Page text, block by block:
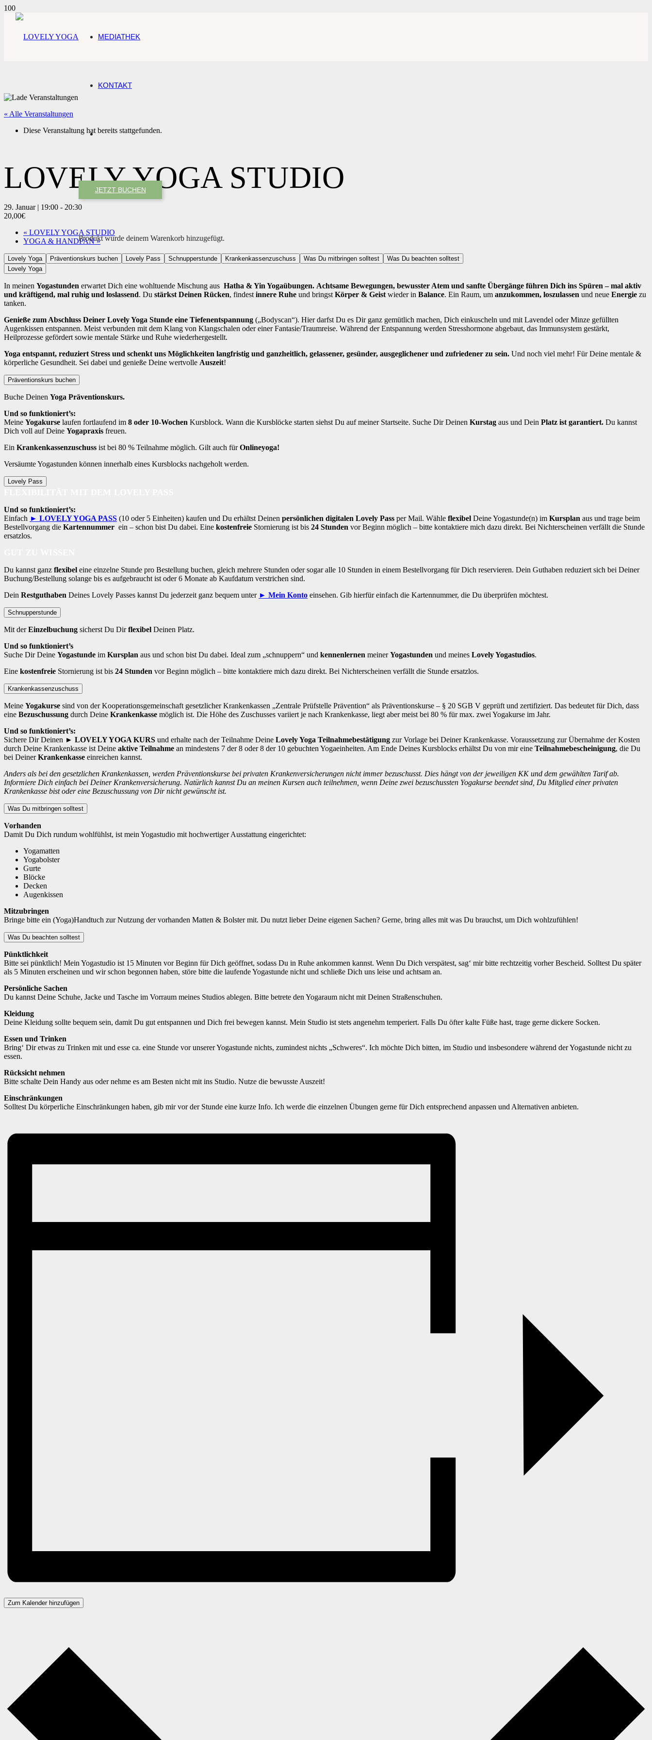
MEDIATHEK
KONTAKT
JETZT BUCHEN
Produktwurde deinem Warenkorb hinzugefügt.
« Alle Veranstaltungen
Diese Veranstaltung hat bereits stattgefunden.
LOVELY YOGA STUDIO
29. Januar | 19:00 - 20:30
20,00€
« LOVELY YOGA STUDIO
YOGA & HANDPAN»
Lovely Yoga Präventionskurs buchen Lovely Pass Schnupperstunde Krankenkassenzuschuss Was Du mitbringen solltest
Was Du beachten solltest
Lovely Yoga
In meinen Yogastunden erwartet Dich eine wohltuende Mischung aus Hatha & Yin Yogaübungen. Achtsame Bewegungen, bewusster Atem und sanfte Übergänge führen Dich ins Spüren – mal aktiv
und kräftigend, mal ruhig und loslassend. Du stärkst Deinen Rücken, findest innere Ruhe und bringst Körper & Geist wieder in Balance. Ein Raum, um anzukommen, loszulassen und neue Energie zu
tanken.
Genieße zum Abschluss Deiner Lovely Yoga Stunde eine Tiefenentspannung („Bodyscan“). Hier darfst Du es Dir ganz gemütlich machen, Dich einkuscheln und mit Lavendel oder Minze gefüllten
Augenkissen entspannen. Meist verbunden mit dem Klang von Klangschalen oder einer Fantasie/Traumreise. Während der Entspannung werden Stresshormone abgebaut, das Immunsystem gestärkt,
Heilprozesse gefördert sowie mentale Stärke und Ruhe wiederhergestellt.
Yoga entspannt, reduziert Stress und schenkt uns Möglichkeiten langfristig und ganzheitlich, gelassener, gesünder, ausgeglichener und zufriedener zu sein. Und noch viel mehr! Für Deine mentale &
körperliche Gesundheit. Sei dabei und genieße Deine wertvolle Auszeit!
Präventionskurs buchen
Buche Deinen Yoga Präventionskurs.
Und so funktioniert’s:
Meine Yogakurse laufen fortlaufend im 8 oder 10-Wochen Kursblock. Wann die Kursblöcke starten siehst Du auf meiner Startseite. Suche Dir Deinen Kurstag aus und Dein Platz ist garantiert. Du kannst
Dich voll auf Deine Yogapraxis freuen.
Ein Krankenkassenzuschuss ist bei 80 % Teilnahme möglich. Gilt auch fürOnlineyoga!
Versäumte Yogastunden können innerhalb eines Kursblocks nachgeholt werden.
Lovely Pass
Und so funktioniert’s:
Einfach ► LOVELY YOGA PASS (10 oder 5 Einheiten) kaufen und Du erhältst Deinen persönlichen digitalen Lovely Pass per Mail. Wähle flexibel Deine Yogastunde(n) im Kursplan aus und trage beim
Bestellvorgang die Kartennummer ein – schon bist Du dabei. Eine kostenfreie Stornierung ist bis 24 Stunden vor Beginn möglich – bitte kontaktiere mich dazu direkt. Bei Nichterscheinen verfällt die Stunde
ersatzlos.
Du kannst ganz flexibel eine einzelne Stunde pro Bestellung buchen, gleich mehrere Stunden oder sogar alle 10 Stunden in einem Bestellvorgang für Dich reservieren. Dein Guthaben reduziert sich bei Deiner
Buchung/Bestellung solange bis es aufgebraucht ist oder 6 Monate ab Kaufdatum verstrichen sind.
Dein Restguthaben Deines Lovely Passes kannst Du jederzeit ganz bequem unter ► Mein Konto einsehen. Gib hierfür einfach die Kartennummer, die Du überprüfen möchtest.
Schnupperstunde
Mit derEinzelbuchung sicherst Du Dirflexibel Deinen Platz.
Und so funktioniert’s
Suche Dir Deine Yogastunde im Kursplan aus und schon bist Du dabei. Ideal zum „schnuppern“ und kennenlernen meinerYogastunden und meines Lovely Yogastudios.
Eine kostenfreie Stornierung ist bis 24 Stunden vor Beginn möglich – bitte kontaktiere mich dazu direkt. Bei Nichterscheinen verfällt die Stunde ersatzlos.
Krankenkassenzuschuss
Meine Yogakurse sind von der Kooperationsgemeinschaft gesetzlicher Krankenkassen „Zentrale Prüfstelle Prävention“ als Präventionskurse – § 20 SGB V geprüft und zertifiziert. Das bedeutet für Dich, dass
eine Bezuschussung durch Deine Krankenkasse möglich ist. Die Höhe des Zuschusses variiert je nach Krankenkasse, liegt aber meist bei 80 % für max. zwei Yogakurse im Jahr.
Und so funktioniert’s:
Sichere Dir Deinen ► LOVELY YOGA KURS und erhalte nach der Teilnahme Deine Lovely Yoga Teilnahmebestätigung zur Vorlage bei Deiner Krankenkasse. Voraussetzung zur Übernahme der Kosten
durch Deine Krankenkasse ist Deine aktive Teilnahme an mindestens 7 der 8 oder 8 der 10 gebuchten Yogaeinheiten. Am Ende Deines Kursblocks erhältst Du von mir eine Teilnahmebescheinigung, die Du
bei DeinerKrankenkasse einreichen kannst.
Anders als bei den gesetzlichen Krankenkassen, werden Präventionskurse bei privaten Krankenversicherungen nicht immer bezuschusst. Dies hängt von der jeweiligen KK und dem gewählten Tarif ab.
Informiere Dich einfach bei Deiner Krankenversicherung. Natürlich kannst Du an meinen Kursen auch teilnehmen, wenn Deine zwei bezuschussten Yogakurse beendet sind, Du Mitglied einer privaten
Krankenkasse bist oder eine Bezuschussung von Dir nicht gewünscht ist.
Was Du mitbringen solltest
Vorhanden
Damit Du Dich rundum wohlfühlst, ist mein Yogastudio mit hochwertiger Ausstattung eingerichtet:
Yogamatten
Yogabolster
Gurte
Blöcke
Decken
Augenkissen
Mitzubringen
Bringe bitte ein (Yoga)Handtuch zur Nutzung der vorhanden Matten & Bolster mit. Du nutzt lieber Deine eigenen Sachen? Gerne, bring alles mit was Du brauchst, um Dich wohlzufühlen!
Was Du beachten solltest
Pünktlichkeit
Bitte sei pünktlich! Mein Yogastudio ist 15 Minuten vor Beginn für Dich geöffnet, sodass Du in Ruhe ankommen kannst. Wenn Du Dich verspätest, sag‘ mir bitte rechtzeitig vorher Bescheid. Solltest Du später
als 5 Minuten erscheinen und wir schon begonnen haben, störe bitte die laufende Yogastunde nicht und schließe Dich uns leise und achtsam an.
Persönliche Sachen
Du kannst Deine Schuhe, Jacke und Tasche im Vorraum meines Studios ablegen. Bitte betrete den Yogaraum nicht mit Deinen Straßenschuhen.
Kleidung
Deine Kleidung sollte bequem sein, damit Du gut entspannen und Dich frei bewegen kannst. Mein Studio ist stets angenehm temperiert. Falls Du öfter kalte Füße hast, trage gerne dickere Socken.
Essen und Trinken
Bring‘ Dir etwas zu Trinken mit und esse ca. eine Stunde vor unserer Yogastunde nichts, zumindest nichts „Schweres“. Ich möchte Dich bitten, im Studio und insbesondere während der Yogastunde nicht zu
essen.
Rücksicht nehmen
Bitte schalte Dein Handy aus oder nehme es am Besten nicht mit ins Studio. Nutze die bewusste Auszeit!
Einschränkungen
Solltest Du körperliche Einschränkungen haben, gib mir vor der Stunde eine kurze Info. Ich werde die einzelnen Übungen gerne für Dich entsprechend anpassen und Alternativen anbieten.
Zum Kalender hinzufügen